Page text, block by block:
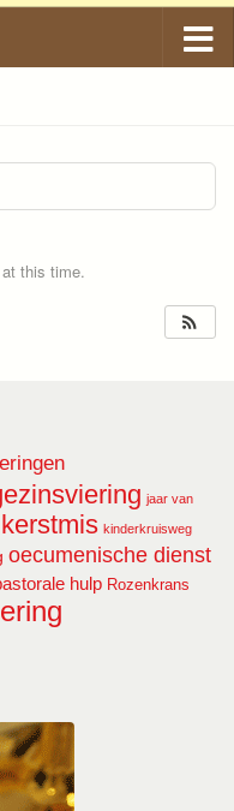
this time.
jaar van
kerstmis kinderkruisweg
oecumenische dienst
hulp Rozenkrans